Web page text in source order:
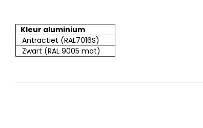
Kleur aluminium
Antractiet (RAL7016S)
Zwart (RAL 9005 mat)